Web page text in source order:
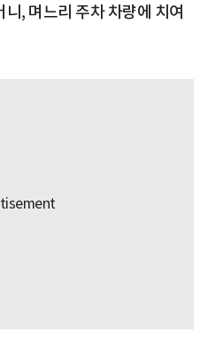
, 며느리 주차 차량에 치여